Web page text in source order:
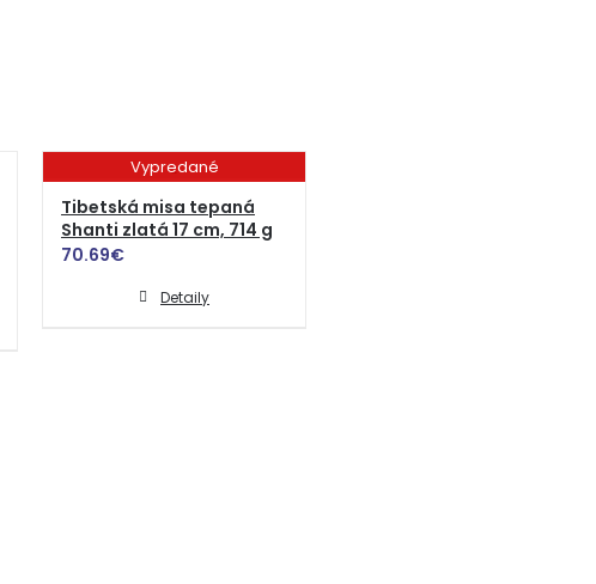
Vypredané
Tibetská misa tepaná
Shanti zlatá 17 cm, 714 g
70.69€
Detaily